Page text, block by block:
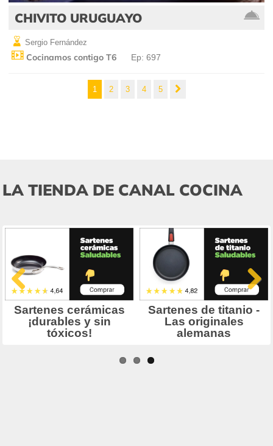
CHIVITO URUGUAYO
Sergio Fernández
Cocinamos contigo T6 Ep: 697
1 2 3 4 5
LA TIENDA DE CANAL COCINA